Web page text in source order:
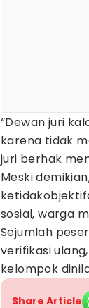
“Dewan juri
karena tidak
juri berhak
Meski
sosial, warga
Sejumlah
verifikasi
kelompok
Share Article